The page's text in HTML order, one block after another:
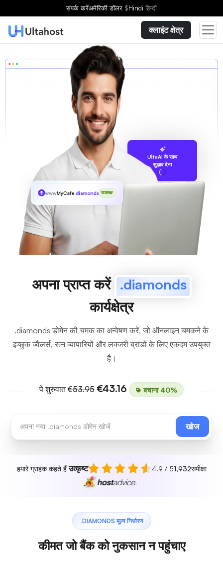
संपर्क करेंअमेरिकी डॉलर $Hindi हिन्दी
क्लाइंट क्षेत्र
UltaAI के साथ
सुझाव देना
wwwMyCafe.diamonds उपलब्ध!
अपना प्राप्त करें .diamonds
कार्यक्षेत्र
.diamonds डोमेन की चमक का अन्वेषण करें, जो ऑनलाइन चमकने के
इच्छुक ज्वैलर्स, रत्न व्यापारियों और लक्जरी ब्रांडों के लिए एकदम उपयुक्त
है।
पे शुरुवात€53.95 €43.16 बचाना 40%
खोज
हमारे ग्राहक कहते हैंउत्कृष्ट 4.9 / 51,932समीक्षा
.DIAMONDS मूल्य निर्धारण
कीमत जो बैंक को नुकसान न पहुंचाए